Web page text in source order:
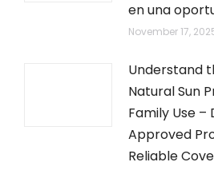
en una
November 17,
Understand
Natural Sun
Family Use
Approved
Reliable